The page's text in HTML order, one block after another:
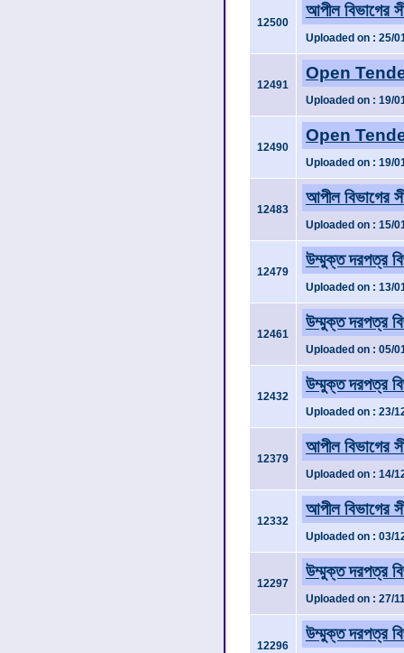
12500
আপীল বিভাগের
Uploaded on : 25/
12491
Open
Uploaded on : 19/
12490
Open
Uploaded on : 19/
12483
আপীল বিভাগের
Uploaded on : 15/
12479
উম্মুক্ত দরপত্র
Uploaded on : 13/
12461
উম্মুক্ত দরপত্র
Uploaded on : 05/
12432
উম্মুক্ত দরপত্র
Uploaded on : 23/
12379
আপীল বিভাগের
Uploaded on : 14/
12332
আপীল বিভাগের
Uploaded on : 03/
12297
উম্মুক্ত দরপত্র
Uploaded on : 27/
12296
উম্মুক্ত দরপত্র